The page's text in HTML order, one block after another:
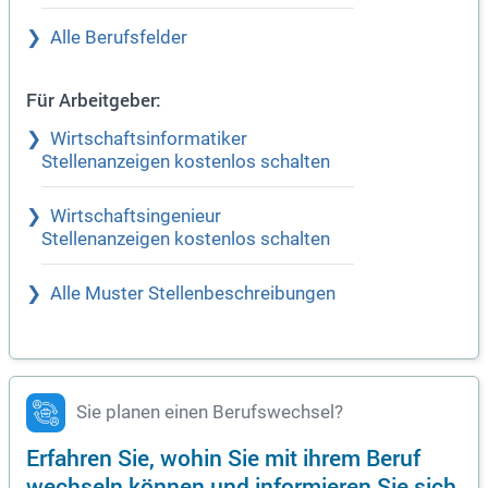
Alle Berufsfelder
Für Arbeitgeber:
Wirtschaftsinformatiker
Stellenanzeigen kostenlos schalten
Wirtschaftsingenieur
Stellenanzeigen kostenlos schalten
Alle Muster Stellenbeschreibungen
Sie planen einen Berufswechsel?
Erfahren Sie, wohin Sie mit ihrem Beruf